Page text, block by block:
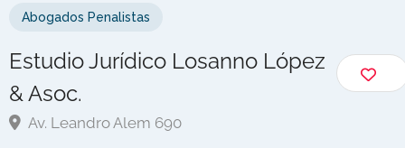
Abogados Penalistas
Estudio Jurídico Losanno López
& Asoc.
Av. Leandro Alem 690